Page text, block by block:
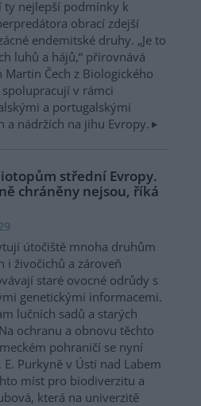
ty nejlepší podmínky k
obrací zdejší
endemitské druhy. „Je to
luhů a hájů,“ přirovnává
Čech z Biologického
spolupracují v rámci
a portugalskými
a nádržích na jihu Evropy.
střední Evropy.
chráněny nejsou, říká
útočiště mnoha druhům
i živočichů a zároveň
staré ovocné odrůdy s
genetickými informacemi.
lučních sadů a starých
ochranu a obnovu těchto
pohraničí se nyní
Purkyně v Ústí nad Labem
míst pro biodiverzitu a
která na univerzitě